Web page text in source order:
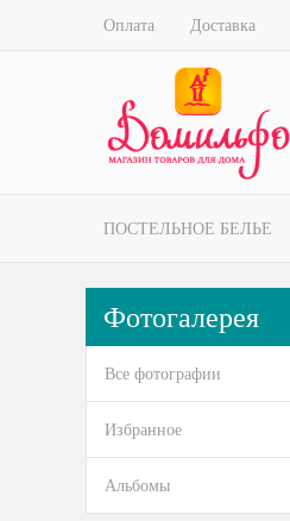
Оплата Доставка
ПОСТЕЛЬНОЕ БЕЛЬЕ
Фотогалерея
Все фотографии
Избранное
Альбомы